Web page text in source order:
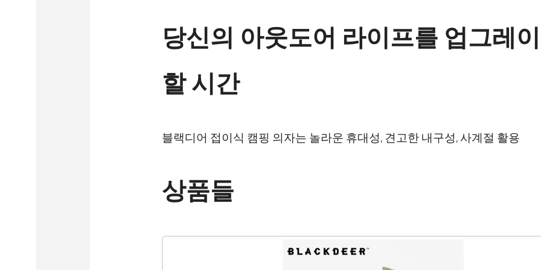
당신의 아웃도어 라이프를 업그레
할 시간
블랙디어 접이식 캠핑 의자는 놀라운 휴대성, 견고한 내구성, 사계절 활용
상품들